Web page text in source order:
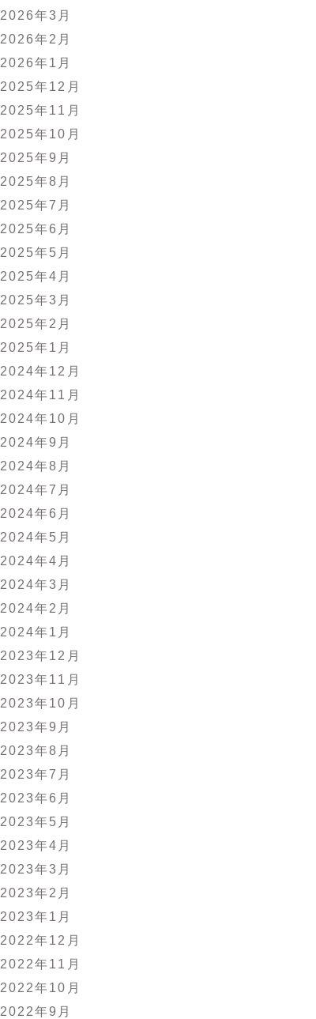
2026年3月
2026年2月
2026年1月
2025年12月
2025年11月
2025年10月
2025年9月
2025年8月
2025年7月
2025年6月
2025年5月
2025年4月
2025年3月
2025年2月
2025年1月
2024年12月
2024年11月
2024年10月
2024年9月
2024年8月
2024年7月
2024年6月
2024年5月
2024年4月
2024年3月
2024年2月
2024年1月
2023年12月
2023年11月
2023年10月
2023年9月
2023年8月
2023年7月
2023年6月
2023年5月
2023年4月
2023年3月
2023年2月
2023年1月
2022年12月
2022年11月
2022年10月
2022年9月